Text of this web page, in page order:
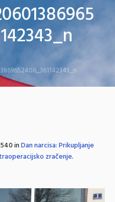
inDan narcisa: Prikupljanje
zračenje.